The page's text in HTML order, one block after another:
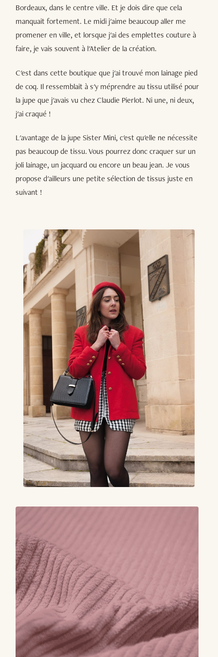
Bordeaux, dans le centre ville. Et je dois dire que cela
manquait fortement. Le midi j'aime beaucoup aller me
promener en ville, et lorsque j'ai des emplettes couture à
faire, je vais souvent à l'Atelier de la création.
C'est dans cette boutique que j'ai trouvé mon lainage pied
de coq. Il ressemblait à s'y méprendre au tissu utilisé pour
la jupe que j'avais vu chez Claudie Pierlot. Ni une, ni deux,
j'ai craqué !
L'avantage de la jupe Sister Mini, c'est qu'elle ne nécessite
pas beaucoup de tissu. Vous pourrez donc craquer sur un
joli lainage, un jacquard ou encore un beau jean. Je vous
propose d'ailleurs une petite sélection de tissus juste en
suivant !